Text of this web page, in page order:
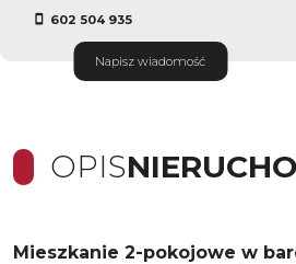
602 504 935
Napisz wiadomość
OPIS
Mieszkanie 2-pokojowe w